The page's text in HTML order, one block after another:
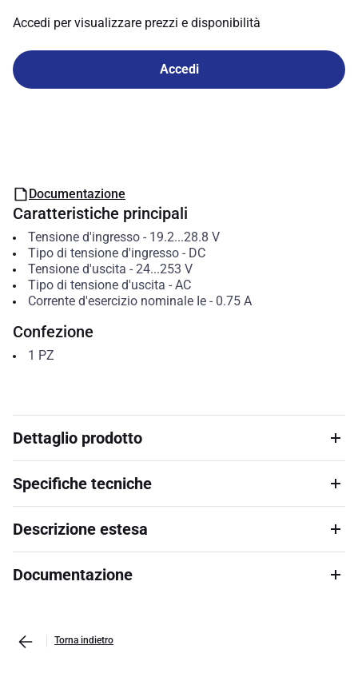
Accedi per visualizzare prezzi e disponibilità
Accedi
Documentazione
Caratteristiche principali
Tensione d'ingresso- 19.2...28.8 V
Tipo di tensione d'ingresso- DC
Tensione d'uscita - 24...253 V
Tipo di tensione d'uscita - AC
Corrente d'esercizio nominale Ie- 0.75 A
Confezione
1 PZ
Dettaglio prodotto
Specifiche tecniche
Descrizione estesa
Documentazione
Torna indietro